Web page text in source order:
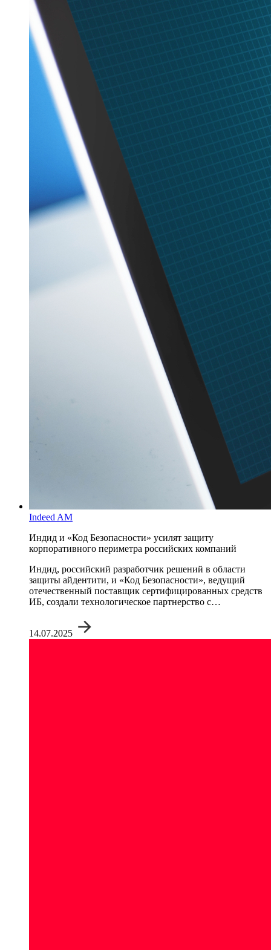
Indeed AM
Индид и «Код Безопасности» усилят защиту
корпоративного периметра российских компаний
Индид, российский разработчик решений в области
защиты айдентити, и «Код Безопасности», ведущий
отечественный поставщик сертифицированных средств
ИБ, создали технологическое партнерство с…
14.07.2025